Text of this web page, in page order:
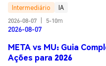
Intermediário
IA
2026-08-07
5-10m
2026-08-07
META vs MU: Guia
Ações para 2026